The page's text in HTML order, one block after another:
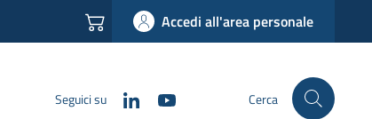
Accedi all'area personale
Seguici su LinkedIn Cerca